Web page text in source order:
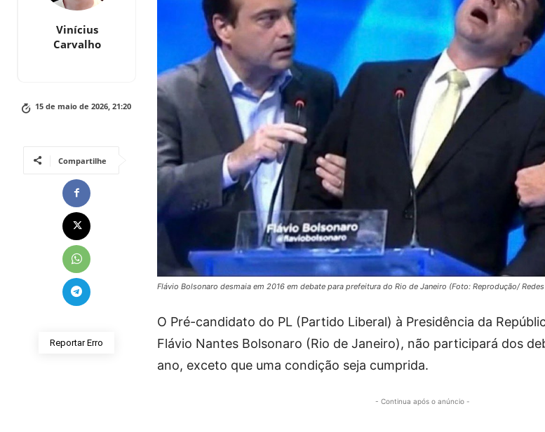
Vinícius
Carvalho
15 de maio de 2026, 21:20
Compartilhe
Reportar Erro
Flávio Bolsonaro desmaia em 2016 em debate para prefeitura do Rio de Janeiro (Foto: Reprodução/
O Pré-candidato do PL (Partido Liberal) à Presidência da
Flávio Nantes Bolsonaro (Rio de Janeiro), não participará dos
ano, exceto que uma condição seja cumprida.
- Continua após o anúncio -